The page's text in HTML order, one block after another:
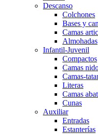
Descanso
Colchones
Bases y
Camas
Almohadas
Infantil-Juvenil
Compactos
Camas
Camas-
Literas
Camas
Cunas
Auxiliar
Entradas
Estanterías